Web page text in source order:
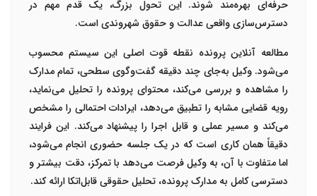
حرفه‌ای بهره‌مند شوند. این تحول بزرگ، یک قدم مهم در
دسترس‌سازی واقعی عدالت و حقوق شهروندی است.
مطالعه آنلاین پرونده نقطه قوت اصلی این سیستم محسوب
می‌شود. وکیل به‌جای چند دقیقه گفت‌وگوی سطحی، تمام مدارک
را مشاهده و بررسی می‌کند، محتوای پرونده را تحلیل می‌نماید،
رویه قضایی مشابه را تطبیق می‌دهد، ایرادات احتمالی را مشخص
می‌کند و مسیر عملی و قابل اجرا را پیشنهاد می‌کند. این فرایند
دقیقاً همان کاری است که در یک جلسه حضوری انجام می‌شود،
اما متفاوت با آن، به وکیل فرصت می‌دهد با تمرکز، دقت بیشتر و
دسترسی کامل به مدارک پرونده، تحلیل حقوقی قابل‌اتکا ارائه کند.